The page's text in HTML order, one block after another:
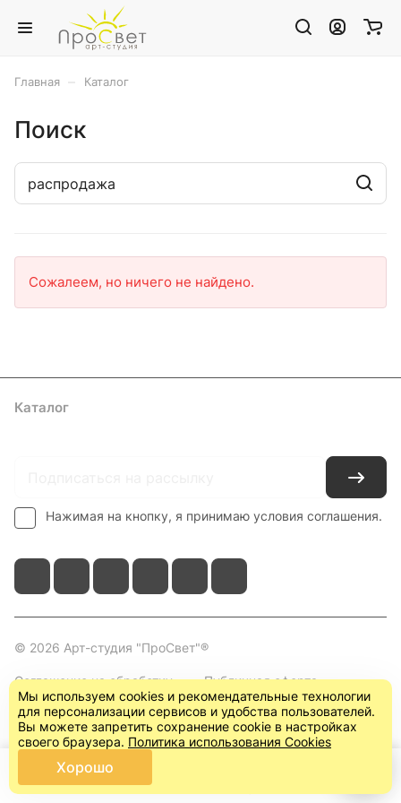
Главная Каталог
Поиск
Сожалеем, но ничего не найдено.
Каталог
Нажимая на кнопку, я принимаю условия соглашения.
© 2026 Арт-студия "ПроСвет"®
Соглашение на обработку
персональных данных
Публичная оферта
(пользовательское
соглашение)
Главная Каталог
Мы используем cookies и рекомендательные технологии
для персонализации сервисов и удобства пользователей.
Вы можете запретить сохранение cookie в настройках
своего браузера. Политика использования Cookies
Хорошо